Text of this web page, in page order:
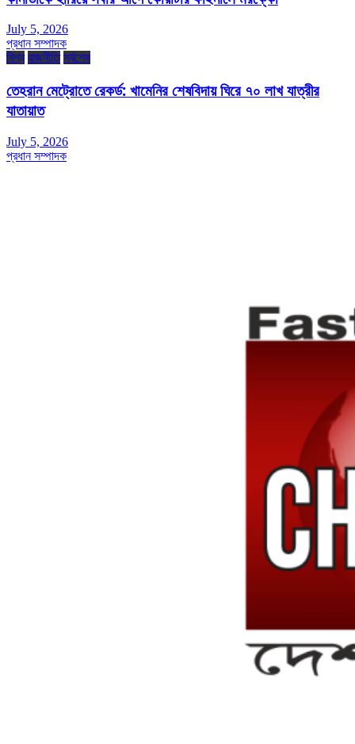
July 5, 2026
প্রধান সম্পাদক
বিশ্ব রাজনীতি সর্বশেষ
তেহরান মেট্রোতে রেকর্ড: খামেনির শেষবিদায় ঘিরে ৭০ লাখ যাত্রীর
যাতায়াত
July 5, 2026
প্রধান সম্পাদক